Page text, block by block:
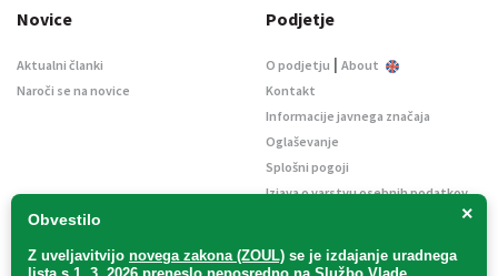
×
Obvestilo
Z uveljavitvijo novega zakona (ZOUL) se je izdajanje uradnega
Novice
Aktualni članki
Naroči se na novice
Podjetje
O podjetju | About
Kontakt
Informacije javnega značaja
Oglaševanje
Splošni pogoji
Izjava o varstvu osebnih podatkov